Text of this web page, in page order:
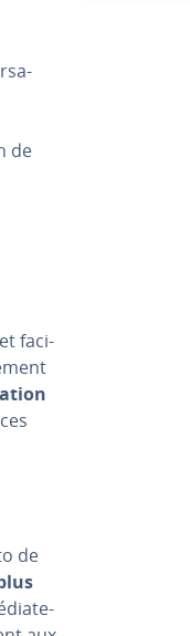
de
fa­ci­
de